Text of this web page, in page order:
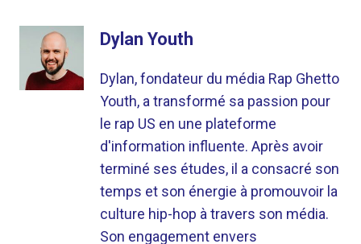
Dylan Youth
Dylan, fondateur du média Rap Ghetto
Youth, a transformé sa passion pour
le rap US en une plateforme
d'information influente. Après avoir
terminé ses études, il a consacré son
temps et son énergie à promouvoir la
culture hip-hop à travers son média.
Son engagement envers